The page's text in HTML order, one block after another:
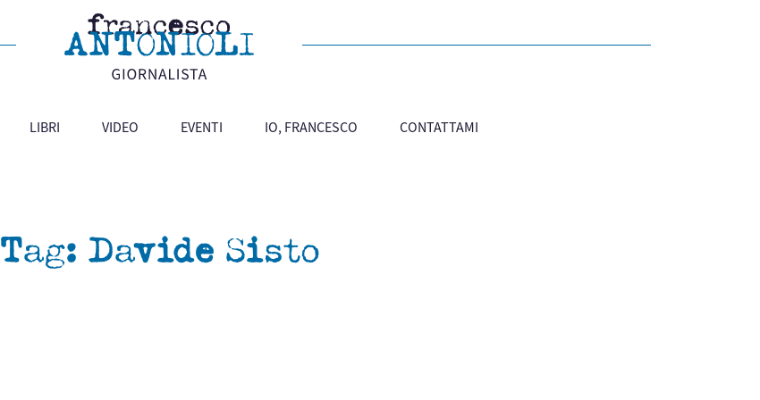
LIBRI VIDEO EVENTI IO, FRANCESCO CONTATTAMI
Tag: Davide Sisto